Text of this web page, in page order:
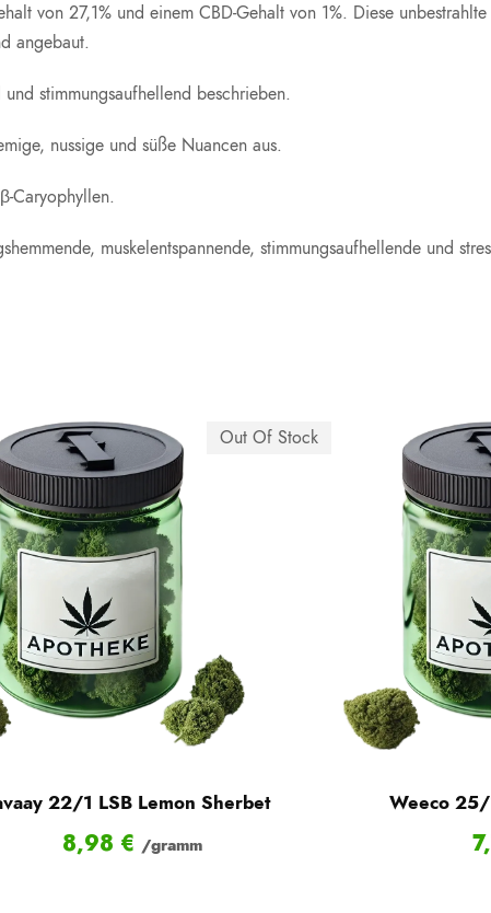
von 27,1% und einem CBD-Gehalt von 1%. Diese
angebaut.
stimmungsaufhellend beschrieben.
nussige und süße Nuancen aus.
Caryophyllen.
muskelentspannende, stimmungsaufhellende und
Out Of Stock
22/1 LSB Lemon Sherbet
8,98 € /gramm
Weeco 25/